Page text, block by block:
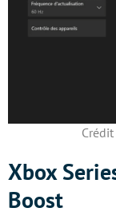
Xbox
Boost